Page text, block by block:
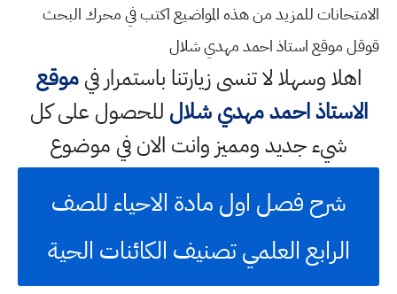
الامتحانات للمزيد من هذه المواضيع اكتب في محرك البحث
قوقل موقع استاذ احمد مهدي شلال
اهلا وسهلالا تنسى زيارتنا باستمرار فيموقع
الاستاذ احمد مهدي شلال للحصول على كل
شيء جديد ومميز وانت الان في موضوع
شرح فصل اول مادة الاحياء للصف
الرابع العلمي تصنيف الكائنات الحية